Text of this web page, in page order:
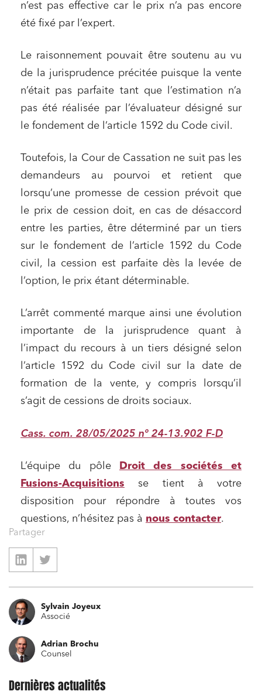
n’est pas effective car le prix n’a pas encore
été fixé par l’expert.
Le raisonnement pouvait être soutenu au vu
de la jurisprudence précitée puisque la vente
n’était pas parfaite tant que l’estimation n’a
pas été réalisée par l’évaluateur désigné sur
le fondement de l’article 1592 du Code civil.
Toutefois, la Cour de Cassation ne suit pas les
demandeurs au pourvoi et retient que
lorsqu’une promesse de cession prévoit que
le prix de cession doit, en cas de désaccord
entre les parties, être déterminé par un tiers
sur le fondement de l’article 1592 du Code
civil, la cession est parfaite dès la levée de
l’option, le prix étant déterminable.
L’arrêt commenté marque ainsi une évolution
importante de la jurisprudence quant à
l’impact du recours à un tiers désigné selon
l’article 1592 du Code civil sur la date de
formation de la vente, y compris lorsqu’il
s’agit de cessions de droits sociaux.
Cass. com. 28/05/2025 n° 24-13.902 F-D
L’équipe du pôle
Droit des sociétés et
Fusions-Acquisitions se tient à votre
disposition pour répondre à toutes vos
questions, n’hésitez pas à nous contacter.
Partager
Sylvain Joyeux
Associé
Adrian Brochu
Counsel
Dernières actualités
Relations commerciales et contrats
solidaire
Immobilier et habitat
Établissements financiers
Mobilité et transport
Règlement des litiges
Droit du numérique, données et conformité
Services publics et collectivités
Projets immobiliers
Environnement